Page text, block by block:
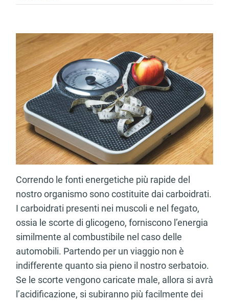
Correndo le fonti energetiche più rapide del
nostro organismo sono costituite dai carboidrati.
I carboidrati presenti nei muscoli e nel fegato,
ossia le scorte di glicogeno, forniscono l’energia
similmente al combustibile nel caso delle
automobili. Partendo per un viaggio non è
indifferente quanto sia pieno il nostro serbatoio.
Se le scorte vengono caricate male, allora si avrà
l’acidificazione, si subiranno più facilmente dei